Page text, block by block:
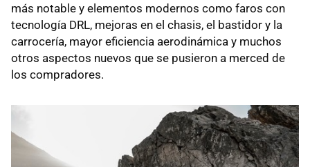
más notable y elementos modernos como faros con
tecnología DRL, mejoras en el chasis, el bastidor y la
carrocería, mayor eficiencia aerodinámica y muchos
otros aspectos nuevos que se pusieron a merced de
los compradores.